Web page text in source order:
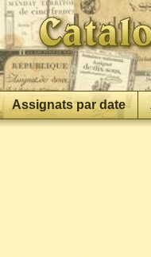
Assignats par date